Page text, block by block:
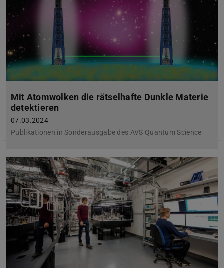
Mit Atomwolken die rätselhafte Dunkle Materie
detektieren
07.03.2024
Publikationen in Sonderausgabe des AVS Quantum Science